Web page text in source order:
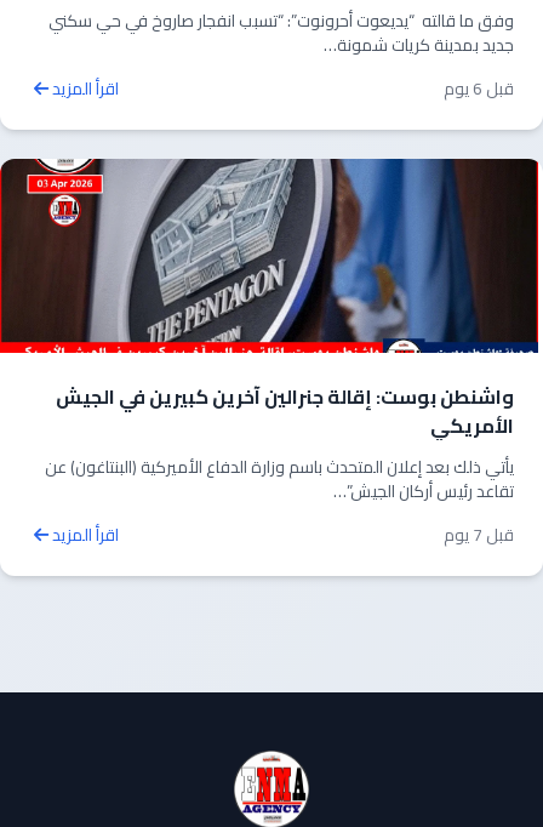
وفق ما قالته “يديعوت أحرونوت”: “تسبب انفجار صاروخ في حي سكني
جديد بمدينة كريات شمونة…
قبل 6 يوم
اقرأ المزيد
واشنطن بوست: إقالة جنرالين آخرين كبيرين في الجيش
الأمريكي
يأتي ذلك بعد إعلان المتحدث باسم وزارة الدفاع الأميركية (البنتاغون) عن
تقاعد رئيس أركان الجيش”…
قبل 7 يوم
اقرأ المزيد